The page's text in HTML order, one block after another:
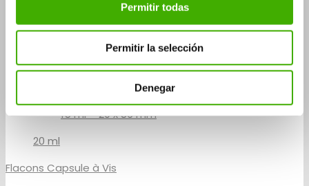
Permitir todas
Permitir la selección
Denegar
10 ml – 14 x 100 mm
10 ml – 20 x 65 mm
15 ml – 20 x 86 mm
20 ml
Flacons Capsule à Vis